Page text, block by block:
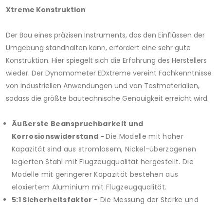
Xtreme Konstruktion
Der Bau eines präzisen Instruments, das den Einflüssen der
Umgebung standhalten kann, erfordert eine sehr gute
Konstruktion. Hier spiegelt sich die Erfahrung des Herstellers
wieder. Der Dynamometer EDxtreme vereint Fachkenntnisse
von industriellen Anwendungen und von Testmaterialien,
sodass die größte bautechnische Genauigkeit erreicht wird.
Äußerste Beanspruchbarkeit und
Korrosionswiderstand -Die Modelle mit hoher
Kapazität sind aus stromlosem, Nickel-überzogenen
legierten Stahl mit Flugzeugqualität hergestellt. Die
Modelle mit geringerer Kapazität bestehen aus
eloxiertem Aluminium mit Flugzeugqualität.
5:1 Sicherheitsfaktor - Die Messung der Stärke und